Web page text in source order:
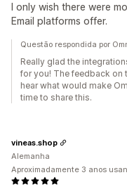
I only wish there were
Email platforms offer.
Questão respondida por
Really glad the
for you! The feedback on
hear what would make
time to share this.
vineas.shop
Alemanha
Aproximadamente 3 anos